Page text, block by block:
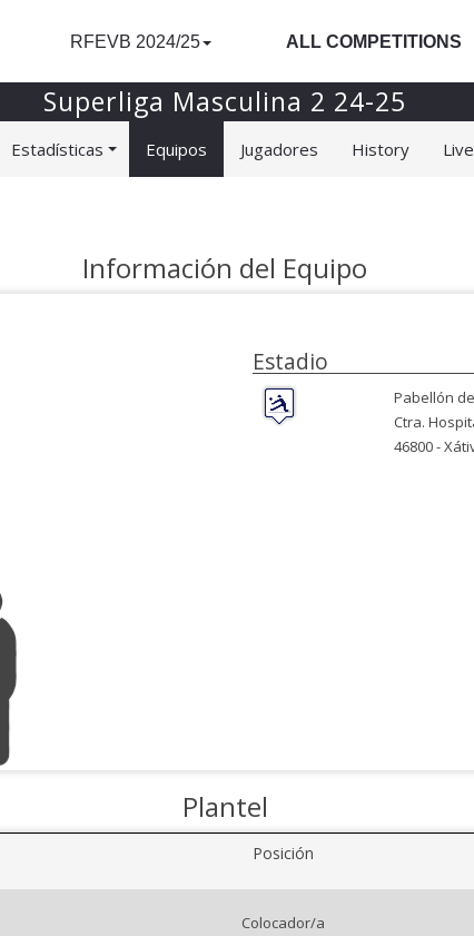
RFEVB 2024/25 ALL COMPETITIONS
Superliga Masculina 2 24-25
Estadísticas Equipos Jugadores History
Información del Equipo
Estadio
Pabellón
Ctra.
46800 -
Plantel
Posición
Colocador/a